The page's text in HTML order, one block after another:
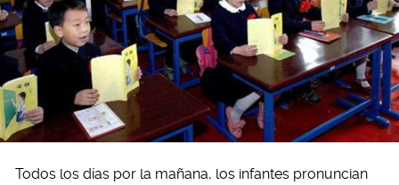
Todos los días por la mañana, los infantes pronuncian